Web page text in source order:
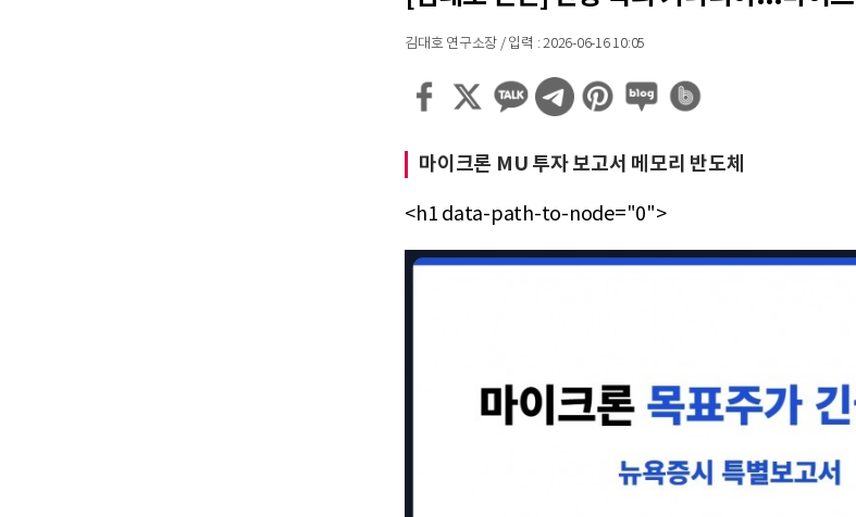
김대호 연구소장 / 입력 : 2026-06-16 10:05
마이크론 MU 투자 보고서 메모리 반도체
<h1 data-path-to-node="0">